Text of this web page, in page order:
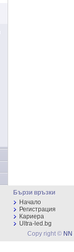
Бързи връзки
Начало
Регистрация
Кариера
Ultra-led.bg
Copy right ©